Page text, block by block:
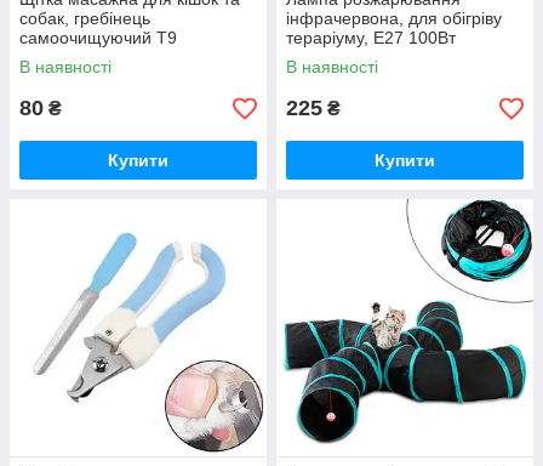
собак, гребінець
самоочищуючий Т9
В наявності
80 ₴
Купити
інфрачервона, для обігріву
тераріуму, E27 100Вт
В наявності
225 ₴
Купити